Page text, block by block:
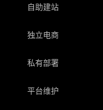
自助建站
独立电商
私有部署
平台维护